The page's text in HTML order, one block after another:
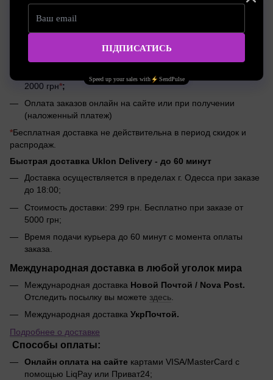
(наложенный платеж)
Доставка заказов Meest по тарифам курьерской службы;
Бесплатная доставка Meest при заказе на сумму от
2000 грн*;
Оплата заказов онлайн на сайте или при получении
(наложенный платеж)
*Бесплатная доставка не действительна в период скидок и
распродаж.
Быстрая доставка Uklon Delivery - до 60 минут
Доставка осуществляется в пределах г. Одесса при заказе
до 18:00;
Стоимость доставки: 299 грн. Бесплатно при заказе от
5000 грн;
Время подачи курьера до 60 минут с момента оплаты
заказа.
Международная доставка в любой уголок мира
Международная доставка Новой Почтой / Nova Post.
Отследить посылку вы можете здесь
Международная доставка УкрПочтой.
Подробнее о доставке
Способы оплаты:
Онлайн оплата на сайте картами VISA/MasterCard с
помощью LiqPay или Приват24;